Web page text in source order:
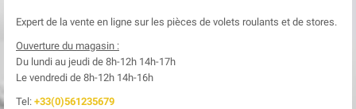
Expert de la vente en ligne sur les pièces de volets roulants et de stores.
Ouverture du magasin :
Du lundi au jeudi de 8h-12h 14h-17h
Le vendredi de 8h-12h 14h-16h
Tel: +33(0)561235679